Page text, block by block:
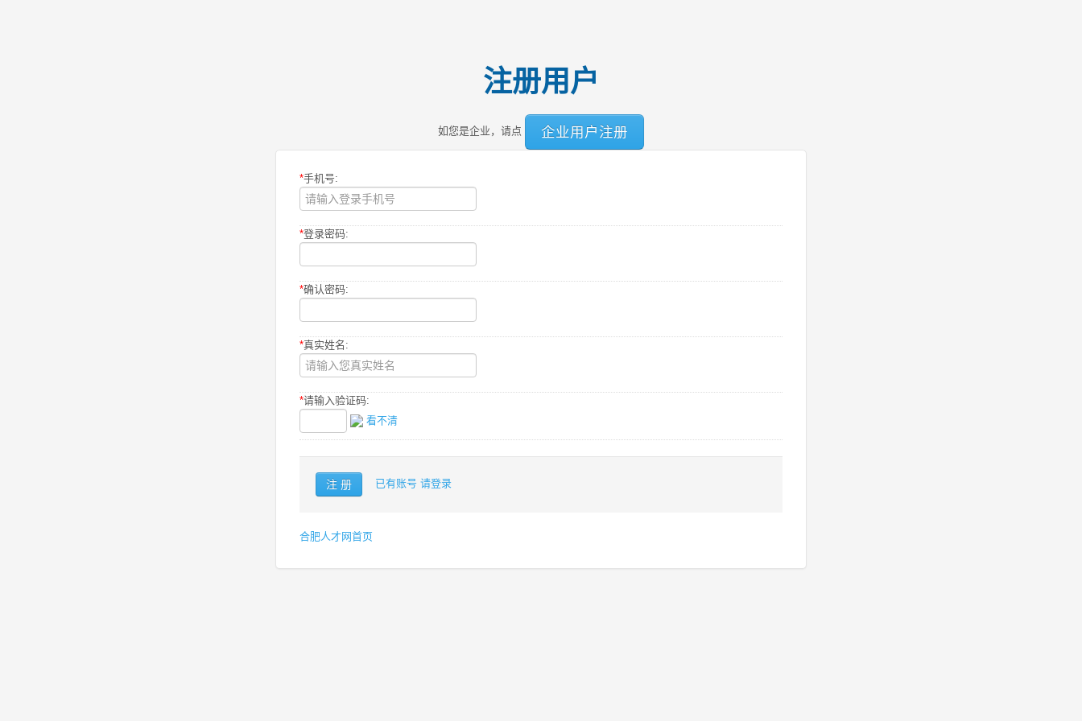
注册用户
如您是企业，请点 企业用户注册
*手机号:
*登录密码:
*确认密码:
*真实姓名:
*请输入验证码:
看不清
已有账号 请登录
合肥人才网首页